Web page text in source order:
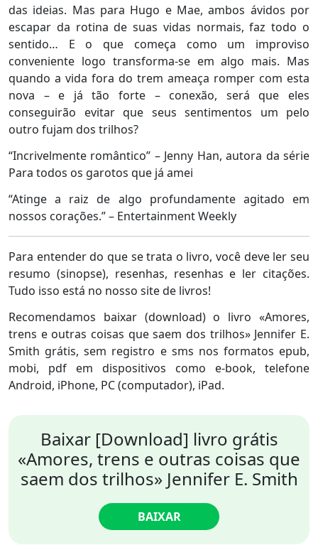
das ideias. Mas para Hugo e Mae, ambos ávidos por
escapar da rotina de suas vidas normais, faz todo o
sentido… E o que começa como um improviso
conveniente logo transforma-se em algo mais. Mas
quando a vida fora do trem ameaça romper com esta
nova – e já tão forte – conexão, será que eles
conseguirão evitar que seus sentimentos um pelo
outro fujam dos trilhos?
“Incrivelmente romântico” – Jenny Han, autora da série
Para todos os garotos que já amei
“Atinge a raiz de algo profundamente agitado em
nossos corações.” – Entertainment Weekly
Para entender do que se trata o livro, você deve ler seu
resumo (sinopse), resenhas, resenhas e ler citações.
Tudo isso está no nosso site de livros!
Recomendamos baixar (download) o livro «Amores,
trens e outras coisas que saem dos trilhos» Jennifer E.
Smith grátis, sem registro e sms nos formatos epub,
mobi, pdf em dispositivos como e-book, telefone
Android, iPhone, PC (computador), iPad.
Baixar [Download] livro grátis
«Amores, trens e outras coisas que
saem dos trilhos» Jennifer E. Smith
BAIXAR